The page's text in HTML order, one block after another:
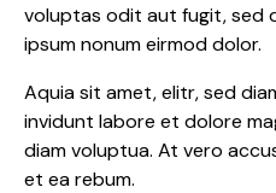
voluptas odit aut fugit, sed
ipsum nonum eirmod dolor.
Aquia sit amet, elitr, sed
invidunt labore et dolore
diam voluptua. At vero
et ea rebum.